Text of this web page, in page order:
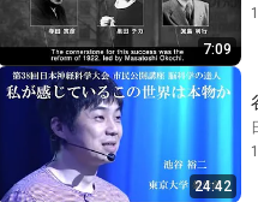
7:09
24:42